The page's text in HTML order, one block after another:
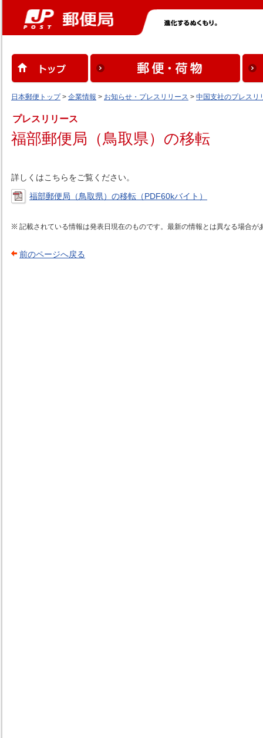
日本郵便トップ> 企業情報 > お知らせ・プレスリリース > 中国支社のプレスリ
プレスリリース
福部郵便局（鳥取県）の移転
詳しくはこちらをご覧ください。
福部郵便局（鳥取県）の移転（PDF60kバイト）
記載されている情報は発表日現在のものです。最新の情報とは異なる場合が
前のページへ戻る